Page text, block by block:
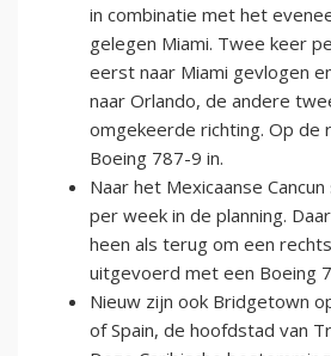
in combinatie met het
gelegen Miami. Twee keer
eerst naar Miami gevlogen
naar Orlando, de andere
omgekeerde richting. Op de
Boeing 787-9 in.
Naar het Mexicaanse
per week in de planning.
heen als terug om een
uitgevoerd met een Boeing
Nieuw zijn ook Bridgetown
of Spain, de hoofdstad van